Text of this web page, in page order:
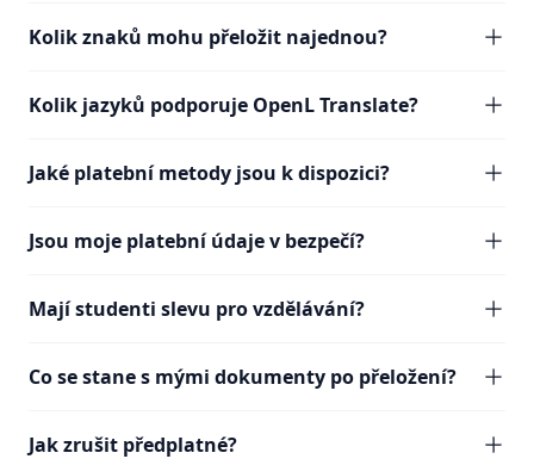
Kolik znaků mohu přeložit najednou?
Kolik jazyků podporuje OpenL Translate?
Jaké platební metody jsou k dispozici?
Jsou moje platební údaje v bezpečí?
Mají studenti slevu pro vzdělávání?
Co se stane s mými dokumenty po přeložení?
Jak zrušit předplatné?